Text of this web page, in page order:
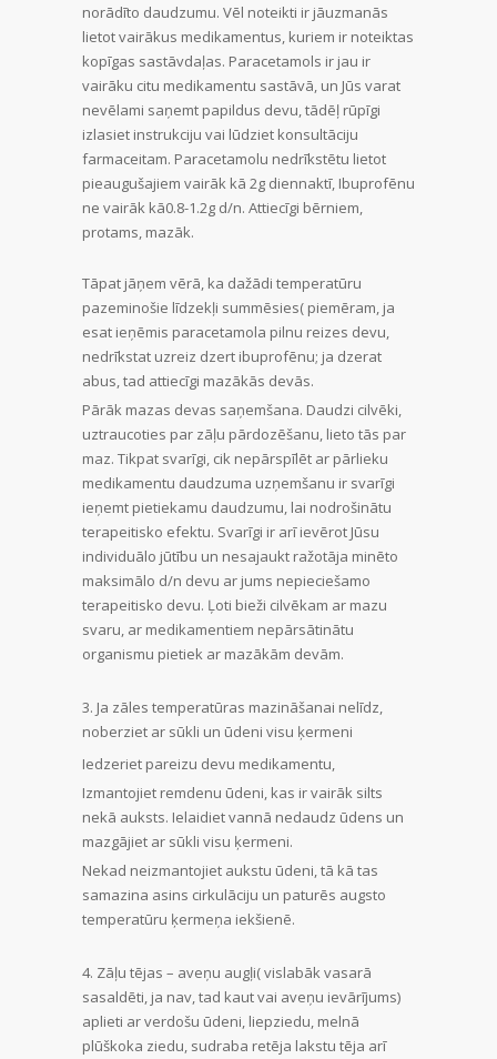
norādīto daudzumu. Vēl noteikti ir jāuzmanās
lietot vairākus medikamentus, kuriem ir noteiktas
kopīgas sastāvdaļas. Paracetamols ir jau ir
vairāku citu medikamentu sastāvā, un Jūs varat
nevēlami saņemt papildus devu, tādēļ rūpīgi
izlasiet instrukciju vai lūdziet konsultāciju
farmaceitam. Paracetamolu nedrīkstētu lietot
pieaugušajiem vairāk kā 2g diennaktī, Ibuprofēnu
ne vairāk kā0.8-1.2g d/n. Attiecīgi bērniem,
protams, mazāk.
Tāpat jāņem vērā, ka dažādi temperatūru
pazeminošie līdzekļi summēsies( piemēram, ja
esat ieņēmis paracetamola pilnu reizes devu,
nedrīkstat uzreiz dzert ibuprofēnu; ja dzerat
abus, tad attiecīgi mazākās devās.
Pārāk mazas devas saņemšana. Daudzi cilvēki,
uztraucoties par zāļu pārdozēšanu, lieto tās par
maz. Tikpat svarīgi, cik nepārspīlēt ar pārlieku
medikamentu daudzuma uzņemšanu ir svarīgi
ieņemt pietiekamu daudzumu, lai nodrošinātu
terapeitisko efektu. Svarīgi ir arī ievērot Jūsu
individuālo jūtību un nesajaukt ražotāja minēto
maksimālo d/n devu ar jums nepieciešamo
terapeitisko devu. Ļoti bieži cilvēkam ar mazu
svaru, ar medikamentiem nepārsātinātu
organismu pietiek ar mazākām devām.
Ja zāles temperatūras mazināšanai nelīdz,
noberziet ar sūkli un ūdeni visu ķermeni
Iedzeriet pareizu devu medikamentu,
Izmantojiet remdenu ūdeni, kas ir vairāk silts
nekā auksts. Ielaidiet vannā nedaudz ūdens un
mazgājiet ar sūkli visu ķermeni.
Nekad neizmantojiet aukstu ūdeni, tā kā tas
samazina asins cirkulāciju un paturēs augsto
temperatūru ķermeņa iekšienē.
Zāļu tējas – aveņu augļi( vislabāk vasarā
sasaldēti, ja nav, tad kaut vai aveņu ievārījums)
aplieti ar verdošu ūdeni, liepziedu, melnā
plūškoka ziedu, sudraba retēja lakstu tēja arī